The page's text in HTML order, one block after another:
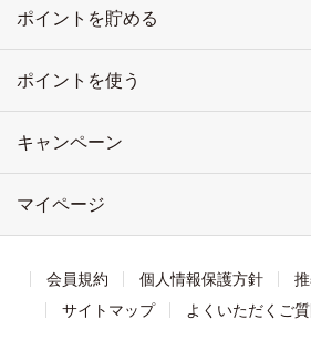
ポイントを貯める
ポイントを使う
キャンペーン
マイページ
会員規約 個人情報保護方針
サイトマップ
よくいただくご